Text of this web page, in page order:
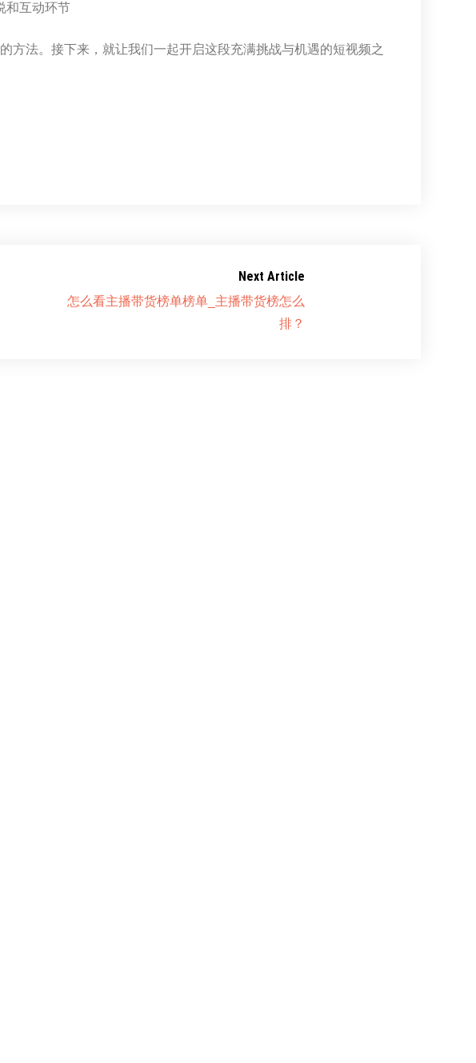
和互动环节
方法。接下来，就让我们一起开启这段充满挑战与机遇的短视频之
Next Article
怎么看主播带货榜单榜单_主播带货榜怎么
排？